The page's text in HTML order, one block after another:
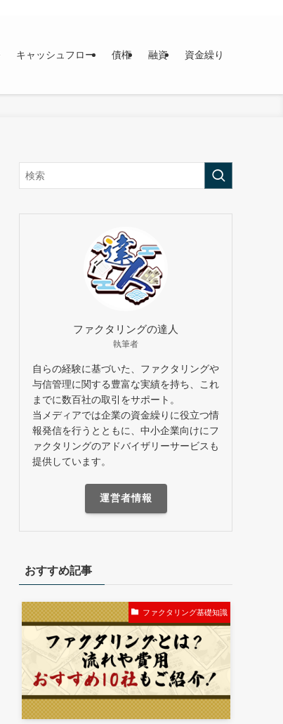
キャッシュフロー 債権 融資
資金繰り
ファクタリングの達人
執筆者
自らの経験に基づいた、ファクタリングや
与信管理に関する豊富な実績を持ち、これ
までに数百社の取引をサポート。
当メディアでは企業の資金繰りに役立つ情
報発信を行うとともに、中小企業向けにフ
ァクタリングのアドバイザリーサービスも
提供しています。
運営者情報
おすすめ記事
ファクタリング基礎知識